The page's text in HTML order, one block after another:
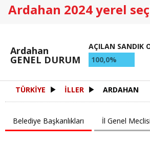
Ardahan 2024 yerel
Ardahan
GENEL DURUM
AÇILAN SANDIK
100,0%
TÜRKİYE İLLER ARDAHAN
Belediye Başkanlıkları İl Genel Meclisi